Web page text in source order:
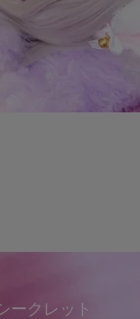
ークレット